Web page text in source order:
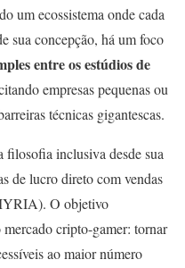
um ecossistema onde cada
sua concepção, há um foco
entre os estúdios de
empresas pequenas ou
técnicas gigantescas.
filosofia inclusiva desde sua
de lucro direto com vendas
O objetivo
cripto-gamer: tornar
ao maior número